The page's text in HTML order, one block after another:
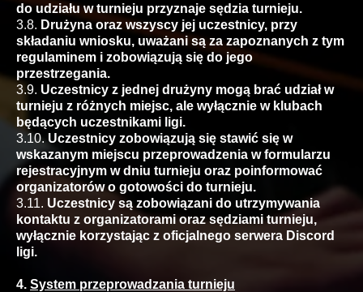
do udziału w turnieju przyznaje sędzia turnieju.
3.8. Drużyna oraz wszyscy jej uczestnicy, przy
składaniu wniosku, uważani są za zapoznanych z tym
regulaminem i zobowiązują się do jego
przestrzegania.
3.9. Uczestnicy z jednej drużyny mogą brać udział w
turnieju z różnych miejsc, ale wyłącznie w klubach
będących uczestnikami ligi.
3.10. Uczestnicy zobowiązują się stawić się w
wskazanym miejscu przeprowadzenia w formularzu
rejestracyjnym w dniu turnieju oraz poinformować
organizatorów o gotowości do turnieju.
3.11. Uczestnicy są zobowiązani do utrzymywania
kontaktu z organizatorami oraz sędziami turnieju,
wyłącznie korzystając z oficjalnego serwera Discord
ligi.
4. System przeprowadzania turnieju